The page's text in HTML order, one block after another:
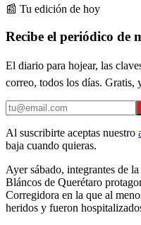
📰 Tu edición de hoy
Recibe el periódico de
El diario para hojear, las
correo, todos los días. Gratis,
Al suscribirte aceptas nuestro
baja cuando quieras.
Ayer sábado, integrantes de
Bláncos de Querétaro
Corregidora en la que al
heridos y fueron